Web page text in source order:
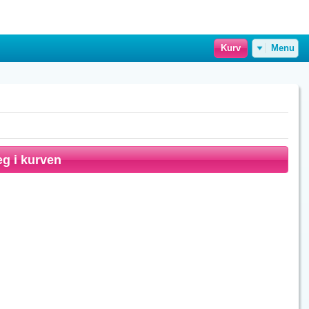
Kurv Menu